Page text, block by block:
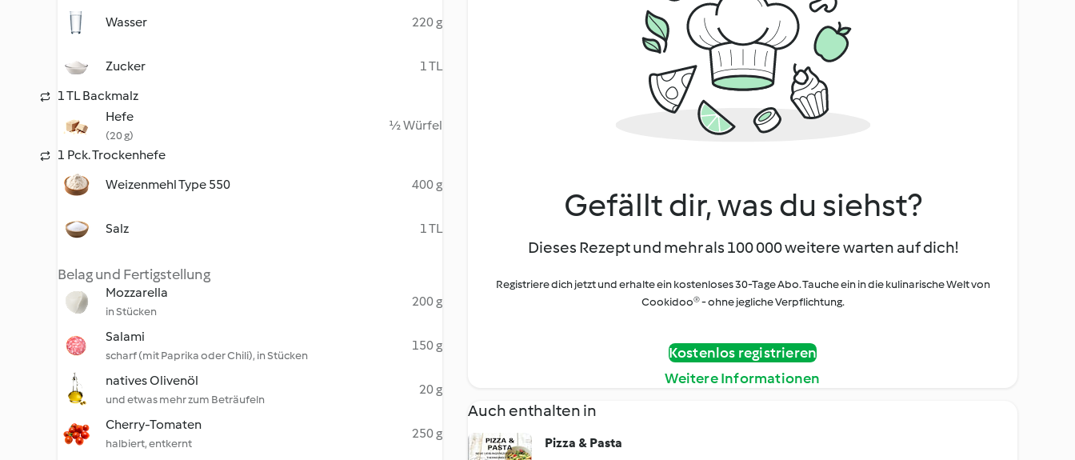
Wasser 220 g
Zucker
1 TL
1 TL Backmalz
Hefe
(20 g)
½ Würfel
1 Pck. Trockenhefe
Weizenmehl Type 550
400 g
Salz 1 TL
Belag und Fertigstellung
Mozzarella
in Stücken
200 g
Salami
scharf (mit Paprika oder Chili), in Stücken
150 g
natives Olivenöl
und etwas mehr zum Beträufeln
20 g
Cherry-Tomaten
halbiert, entkernt
250 g
Gefällt dir, was du siehst?
Dieses Rezept und mehr als 100 000 weitere warten auf dich!
Registriere dich jetzt und erhalte ein kostenloses 30-Tage Abo. Tauche ein in die kulinarische Welt von
Cookidoo® - ohne jegliche Verpflichtung.
Kostenlos registrieren
Weitere Informationen
Auch enthalten in
Pizza & Pasta